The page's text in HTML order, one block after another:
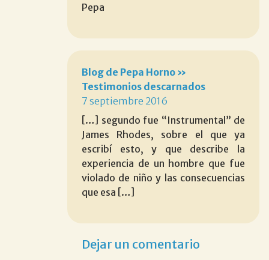
Pepa
Blog de Pepa Horno »
Testimonios descarnados
7 septiembre 2016
[…] segundo fue “Instrumental” de
James Rhodes, sobre el que ya
escribí esto, y que describe la
experiencia de un hombre que fue
violado de niño y las consecuencias
que esa […]
Dejar un comentario